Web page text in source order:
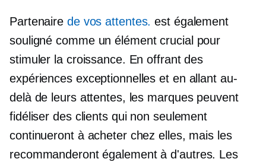
Partenaire de vos attentes. est également
souligné comme un élément crucial pour
stimuler la croissance. En offrant des
expériences exceptionnelles et en allant au-
delà de leurs attentes, les marques peuvent
fidéliser des clients qui non seulement
continueront à acheter chez elles, mais les
recommanderont également à d'autres. Les